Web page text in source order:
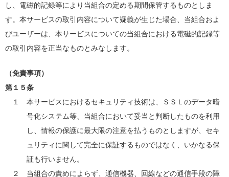
し、電磁的記録等により当組合の定める期間保管するものとしま
す。本サービスの取引内容について疑義が生じた場合、当組合およ
びユーザーは、本サービスについての当組合における電磁的記録等
の取引内容を正当なものとみなします。
（免責事項）
第１５条
１ 本サービスにおけるセキュリティ技術は、ＳＳＬのデータ暗
号化システム等、当組合において妥当と判断したものを利用
し、情報の保護に最大限の注意を払うものとしますが、セキ
ュリティに関して完全に保証するものではなく、いかなる保
証も行いません。
２ 当組合の責めによらず、通信機器、回線などの通信手段の障